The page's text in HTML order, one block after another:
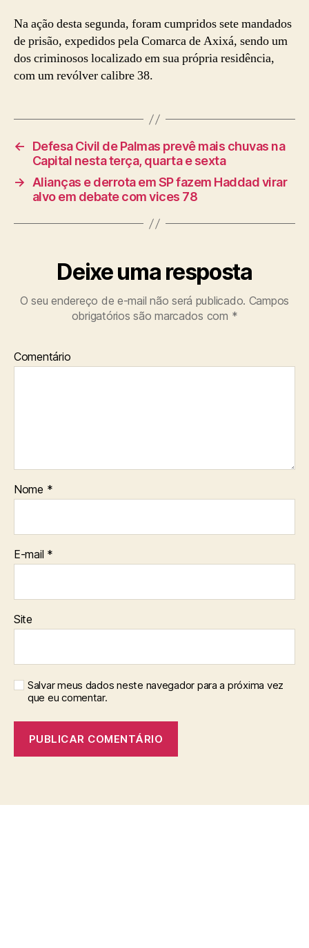
Na ação desta segunda, foram cumpridos sete mandados
de prisão, expedidos pela Comarca de Axixá, sendo um
dos criminosos localizado em sua própria residência,
com um revólver calibre 38.
←
Defesa Civil de Palmas prevê mais chuvas na
Capital nesta terça, quarta e sexta
→
Alianças e derrota em SP fazem Haddad virar
alvo em debate com vices 78
Deixe uma resposta
O seu endereço de e-mail não será publicado. Campos
obrigatórios são marcados com *
Comentário
Nome *
E-mail *
Site
Salvar meus dados neste navegador para a próxima vez
que eu comentar.